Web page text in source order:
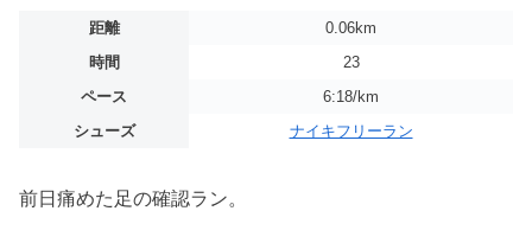
距離
0.06km
時間
23
ペース
6:18/km
シューズ
ナイキフリーラン
前日痛めた足の確認ラン。